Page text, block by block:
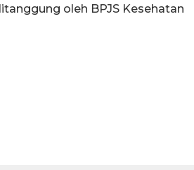
oleh BPJS Kesehatan